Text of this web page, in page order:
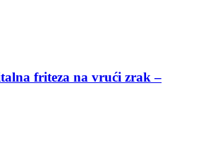
friteza na vrući zrak –